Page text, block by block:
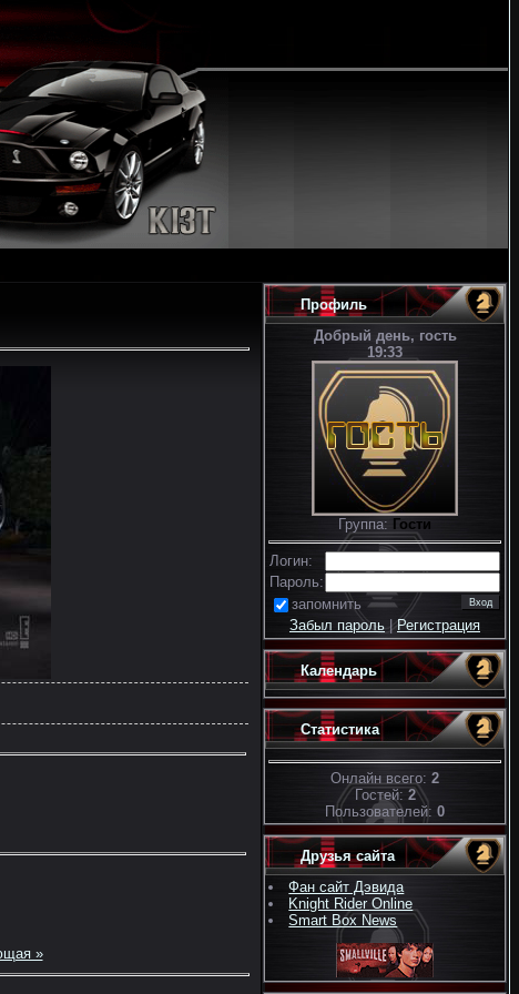
»
Профиль
Добрый день, гость
19:33
Группа: Гости
Логин:
Пароль:
запомнить
Забыл пароль|Регистрация
Календарь
Статистика
Онлайн всего: 2
Гостей: 2
Пользователей: 0
Друзья сайта
Фан сайт Дэвида
Knight Rider Online
Smart Box News